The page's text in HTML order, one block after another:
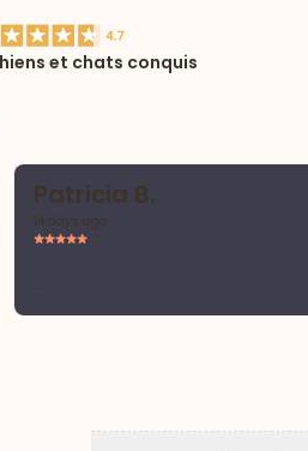
et chats conquis
Patricia B.
14 days ago
...